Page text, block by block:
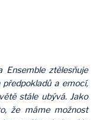
Ensemble ztělesňuje
a emocí,
stále ubývá. Jako
že máme možnost